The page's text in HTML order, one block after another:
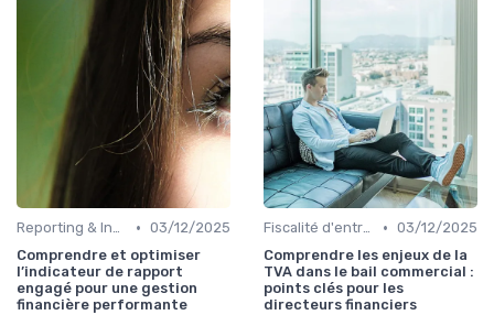
Reporting & Indicateurs • 03/12/2025
Comprendre et optimiser
l’indicateur de rapport
engagé pour une gestion
financière performante
Fiscalité d'entreprise • 03/12/2025
Comprendre les enjeux de la
TVA dans le bail commercial :
points clés pour les
directeurs financiers